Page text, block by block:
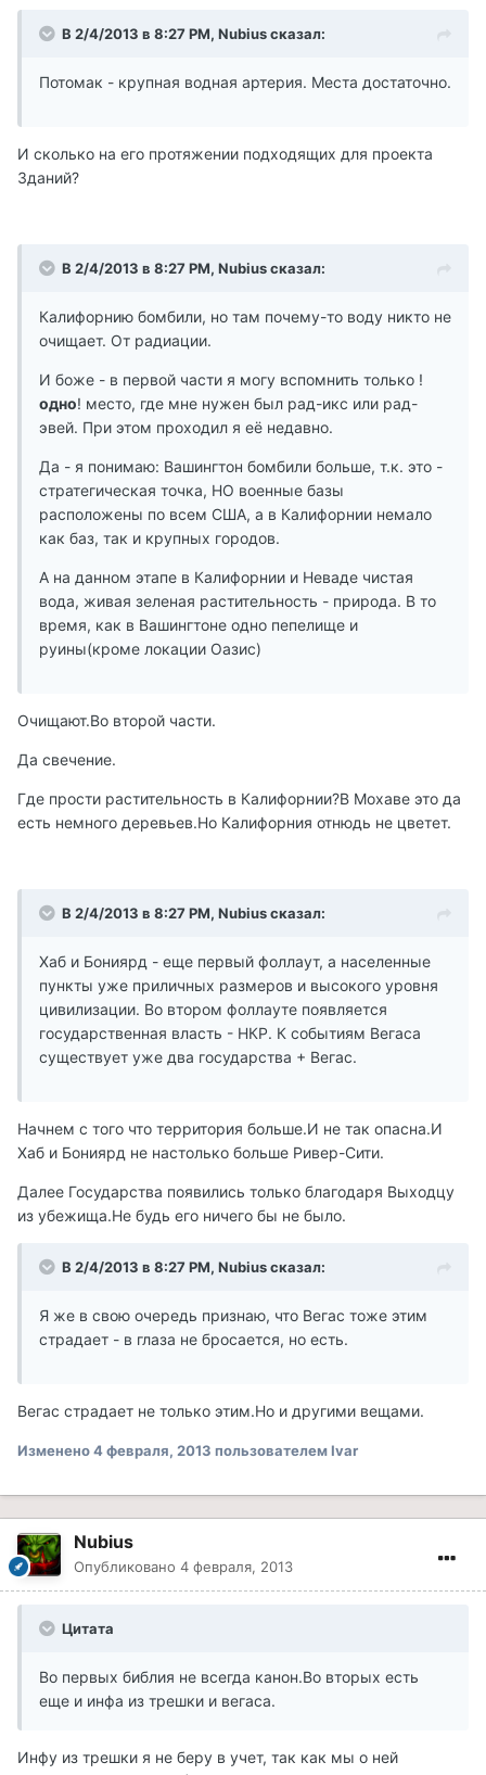
В 2/4/2013 в 8:27 PM, Nubius сказал:
Потомак - крупная водная артерия. Места достаточно.
И сколько на его протяжении подходящих для проекта
Зданий?
В 2/4/2013 в 8:27 PM, Nubius сказал:
Калифорнию бомбили, но там почему-то воду никто не
очищает. От радиации.
И боже - в первой части я могу вспомнить только !
одно! место, где мне нужен был рад-икс или рад-
эвей. При этом проходил я её недавно.
Да - я понимаю: Вашингтон бомбили больше, т.к. это -
стратегическая точка, НО военные базы
расположены по всем США, а в Калифорнии немало
как баз, так и крупных городов.
А на данном этапе в Калифорнии и Неваде чистая
вода, живая зеленая растительность - природа. В то
время, как в Вашингтоне одно пепелище и
руины(кроме локации Оазис)
Очищают.Во второй части.
Да свечение.
Где прости растительность в Калифорнии?В Мохаве это да
есть немного деревьев.Но Калифорния отнюдь не цветет.
В 2/4/2013 в 8:27 PM, Nubius сказал:
Хаб и Бониярд - еще первый фоллаут, а населенные
пункты уже приличных размеров и высокого уровня
цивилизации. Во втором фоллауте появляется
государственная власть - НКР. К событиям Вегаса
существует уже два государства + Вегас.
Начнем с того что территория больше.И не так опасна.И
Хаб и Бониярд не настолько больше Ривер-Сити.
Далее Государства появились только благодаря Выходцу
из убежища.Не будь его ничего бы не было.
В 2/4/2013 в 8:27 PM, Nubius сказал:
Я же в свою очередь признаю, что Вегас тоже этим
страдает - в глаза не бросается, но есть.
Вегас страдает не только этим.Но и другими вещами.
Изменено4 февраля, 2013 пользователем Ivar
Nubius
Опубликовано 4 февраля, 2013
Цитата
Во первых библия не всегда канон.Во вторых есть
еще и инфа из трешки и вегаса.
Инфу из трешки я не беру в учет, так как мы о ней